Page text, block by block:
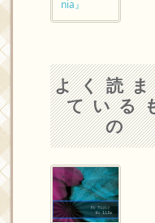
nia』
よく読
ている
の